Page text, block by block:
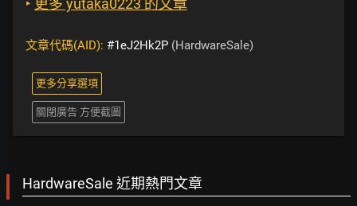
‣ 更多 yutaka0223 的文章
文章代碼(AID): #1eJ2Hk2P (HardwareSale)
更多分享選項
關閉廣告 方便截圖
HardwareSale 近期熱門文章